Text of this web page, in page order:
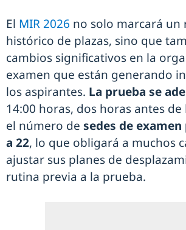
El MIR 2026 no solo marcará un
histórico de plazas, sino que
cambios significativos en la
examen que están generando
los aspirantes. La prueba se
14:00 horas, dos horas antes
el número de sedes de examen
a 22, lo que obligará a muchos
ajustar sus planes de
rutina previa a la prueba.